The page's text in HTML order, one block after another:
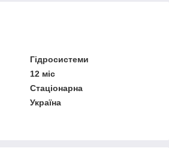
Гідросистеми
12 міс
Стаціонарна
Україна